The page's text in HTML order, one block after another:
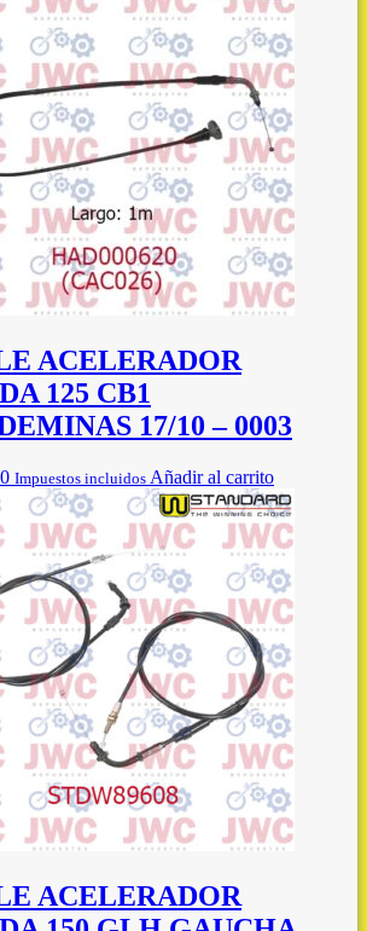
ACELERADOR
125 CB1
17/10 – 0003
Impuestos incluidos Añadir al carrito
ACELERADOR